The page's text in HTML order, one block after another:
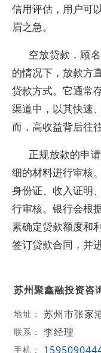
信用评估，用户可
眉之急。
空放贷款，顾
的情况下，放款方
贷款方式。它通常
渠道中，以其快速
而，高收益背后往
正规放款的申
细的材料进行审核
身份证、收入证明
行审核。银行会根
素确定贷款额度和
签订贷款合同，并
苏州聚鑫融投资咨
地址： 苏州市张家
联系： 李经理
手机：